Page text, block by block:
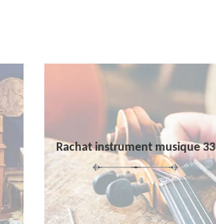
Rachat instrument musique 33